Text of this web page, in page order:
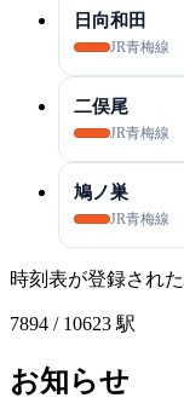
日向和田
JR青梅線
二俣尾
JR青梅線
鳩ノ巣
JR青梅線
時刻表が登録され
7894 / 10623 駅
お知らせ